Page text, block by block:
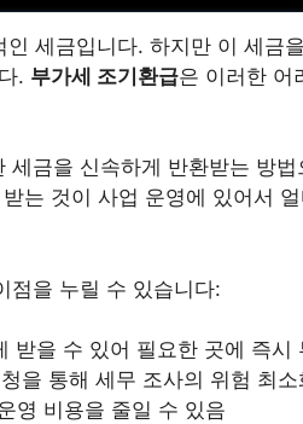
세금입니다. 하지만 이 세금
. 부가세 조기환급은 이러한 어
금을 신속하게 반환받는 방
는 것이 사업 운영에 있어서
점을 누릴 수 있습니다:
받을 수 있어 필요한 곳에 즉시
을 통해 세무 조사의 위험 최소
영 비용을 줄일 수 있음